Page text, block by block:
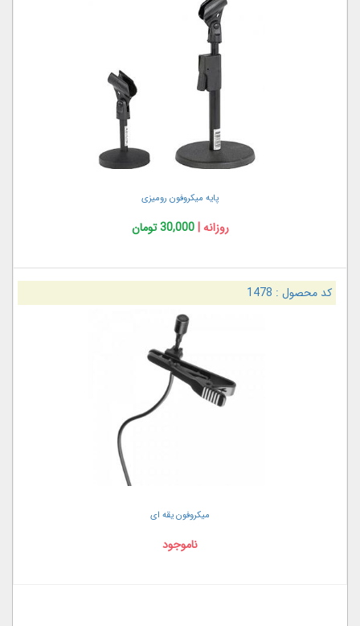
پایه میکروفون رومیزی
روزانه |30,000 تومان
کد محصول : 1478
میکروفون یقه ای
ناموجود